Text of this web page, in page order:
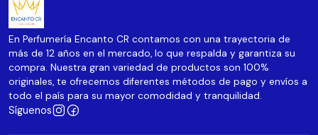
En Perfumería Encanto CR contamos con una trayectoria de
más de 12 años en el mercado, lo que respalda y garantiza su
compra. Nuestra gran variedad de productos son 100%
originales, te ofrecemos diferentes métodos de pago y envíos a
todo el país para su mayor comodidad y tranquilidad.
Síguenos